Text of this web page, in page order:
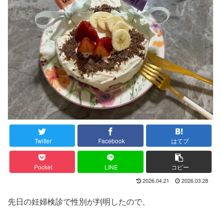
Twitter Facebook はてブ
Pocket LINE コピー
2026.04.21 2026.03.28
先日の妊婦検診で性別が判明したので、